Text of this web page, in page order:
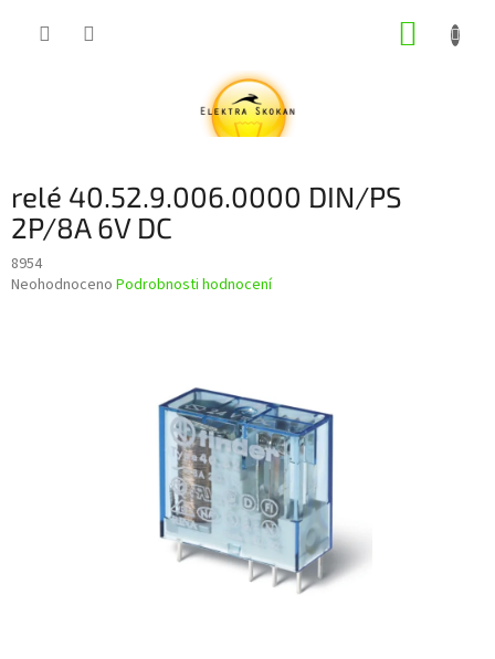
relé 40.52.9.006.0000 DIN/PS
2P/8A 6V DC
8954
Průměrné
Neohodnoceno Podrobnosti hodnocení